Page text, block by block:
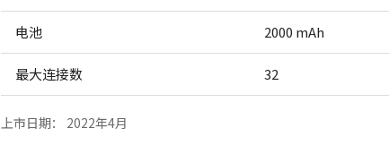
电池 2000 mAh
最大连接数 32
上市日期： 2022年4月